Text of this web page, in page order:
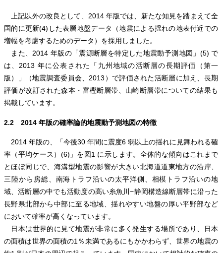
上記以外の改良として、2014 年版では、新たな知見を踏まえて全
国的に更新(4)した表層地盤データ（地震による揺れの地表付近での
増幅を考慮するためのデータ）を採用しました。
また、2014 年版の「震源断層を特定した地震動予測地図」(5) で
は、2013 年に公表された「九州地域の活断層の長期評価（第一
版）」（地震調査委員会、2013）で評価された活断層に加え、長期
評価が改訂された森本・富樫断層帯、山崎断層帯についての結果も
掲載しています。
2.2 2014 年版の確率論的地震動予測地図の特徴
2014 年版の、「今後30 年間に震度6 弱以上の揺れに見舞われる確
率（平均ケース）(6)」を図1 に示します。全体的な傾向はこれまで
とほぼ同じで、海溝型地震の影響が大きい北海道道東地方の沿岸、
三陸から房総、南海トラフ沿いの太平洋側、相模トラフ沿いの地
域、活断層の中でも活動度の高い糸魚川−静岡構造線断層帯に沿った
長野県北部から中部に至る地域、揺れやすい地盤の厚い平野部など
において確率が高くなっています。
日本は世界的に見て地震が非常に多く発生する場所であり、日本
の面積は世界の面積の1％未満であるにもかかわらず、世界の地震の